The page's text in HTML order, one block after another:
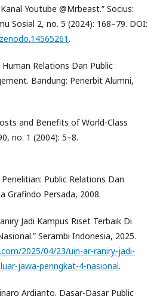
Youtube @Mrbeast.” Socius:
Sosial 2, no. 5 (2024): 168–79. DOI:
.
Relations Dan Public
Bandung: Penerbit Alumni,
and Benefits of World-Class
no. 1 (2004): 5–8.
Public Relations Dan
Grafindo Persada, 2008.
Jadi Kampus Riset Terbaik Di
Serambi Indonesia, 2025.
2025/04/23/uin-ar-raniry-jadi-
jawa-peringkat-4-nasional.
Ardianto. Dasar-Dasar Public